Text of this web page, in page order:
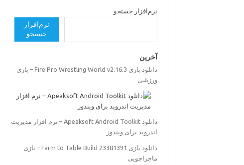
نرم‌افزار جستجو
نرم‌افزار
جستجو
آخرین
دانلود بازی Fire Pro Wrestling World v2.16.3 – بازی
ورزشی
دانلود Apeaksoft Android Toolkit – نرم افزار مدیریت
اندروید برای ویندوز
دانلود بازی Farm to Table Build 23381391 – بازی
ماجراجویی